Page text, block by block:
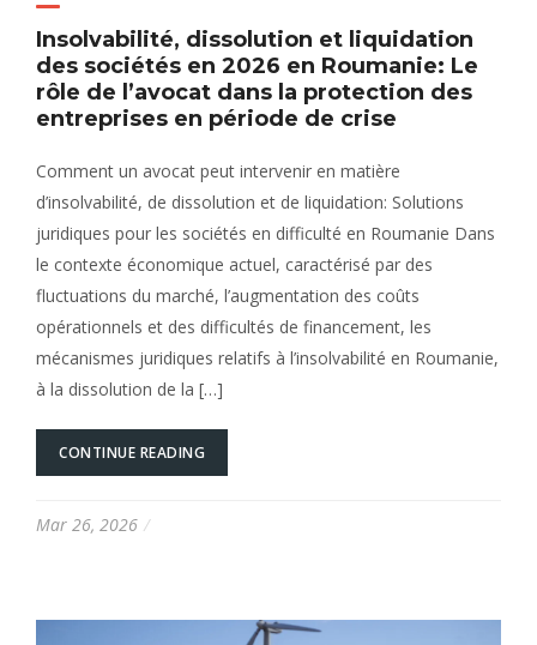
Insolvabilité, dissolution et liquidation
des sociétés en 2026 en Roumanie: Le
rôle de l’avocat dans la protection des
entreprises en période de crise
Comment un avocat peut intervenir en matière
d’insolvabilité, de dissolution et de liquidation: Solutions
juridiques pour les sociétés en difficulté en Roumanie Dans
le contexte économique actuel, caractérisé par des
fluctuations du marché, l’augmentation des coûts
opérationnels et des difficultés de financement, les
mécanismes juridiques relatifs à l’insolvabilité en Roumanie,
à la dissolution de la […]
CONTINUE READING
Mar 26, 2026